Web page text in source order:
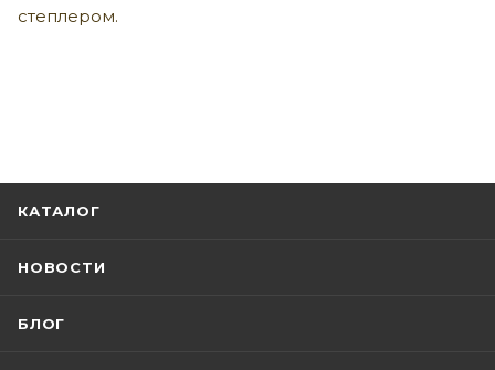
степлером.
КАТАЛОГ
НОВОСТИ
БЛОГ